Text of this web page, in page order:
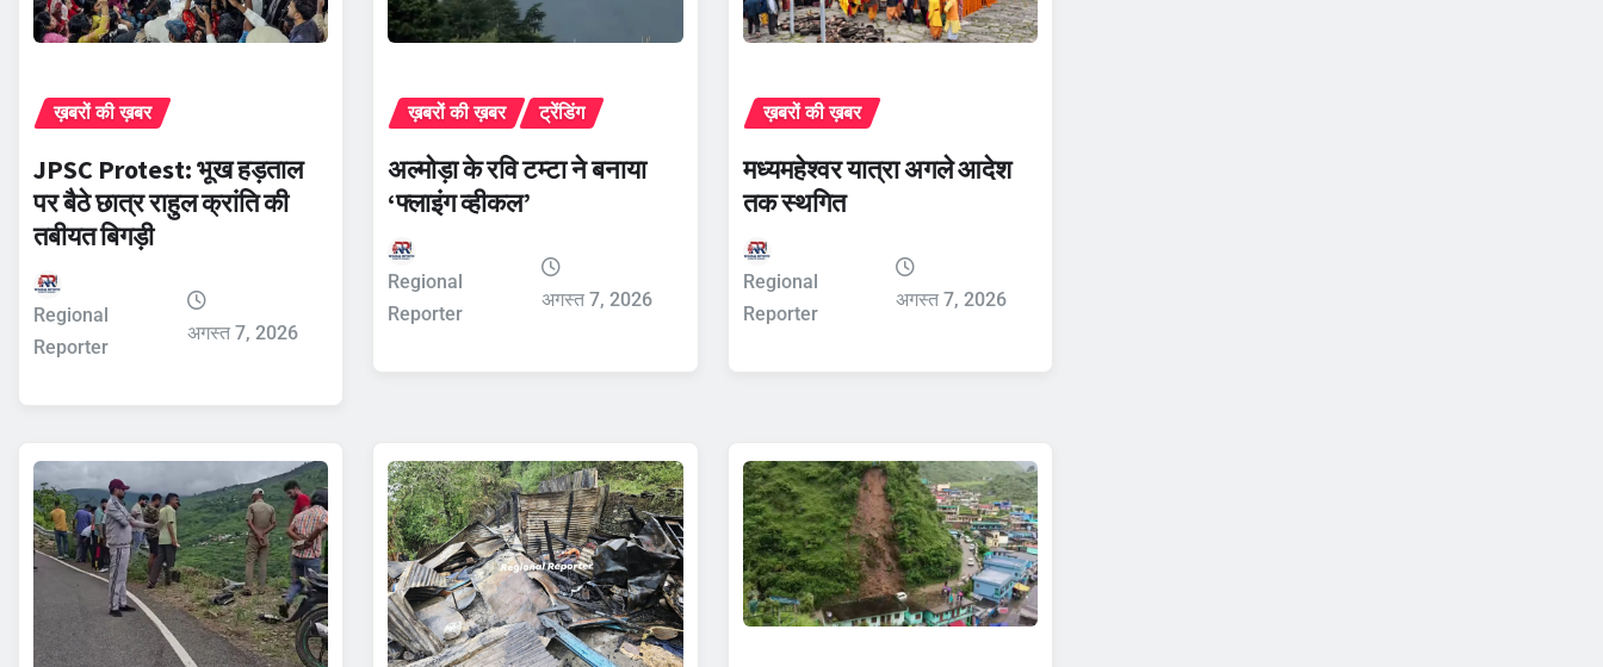
ख़बरों की ख़बर
JPSC Protest: भूख हड़ताल
पर बैठे छात्र राहुल क्रांति की
तबीयत बिगड़ी
Regional
Reporter
अगस्त 7, 2026
ख़बरों की ख़बर ट्रेंडिंग
अल्मोड़ा के रवि टम्टा ने बनाया
‘फ्लाइंग व्हीकल’
Regional
Reporter
अगस्त 7, 2026
ख़बरों की ख़बर
मध्यमहेश्वर यात्रा अगले आदेश
तक स्थगित
Regional
Reporter
अगस्त 7, 2026